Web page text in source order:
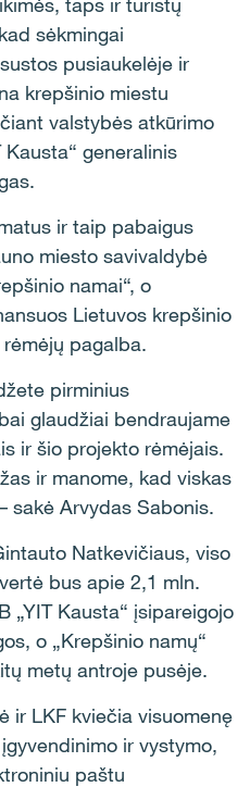
sėkmingai
pusiaukelėje ir
krepšinio miestu
valstybės atkūrimo
Kausta“ generalinis
ir taip pabaigus
miesto savivaldybė
namai“, o
Lietuvos krepšinio
pagalba.
pirminius
glaudžiai bendraujame
ir šio projekto rėmėjais.
ir manome, kad viskas
sakė Arvydas Sabonis.
Natkevičiaus, viso
bus apie 2,1 mln.
„YIT Kausta“ įsipareigojo
o „Krepšinio namų“
metų antroje pusėje.
ir LKF kviečia visuomenę
ir vystymo,
paštu